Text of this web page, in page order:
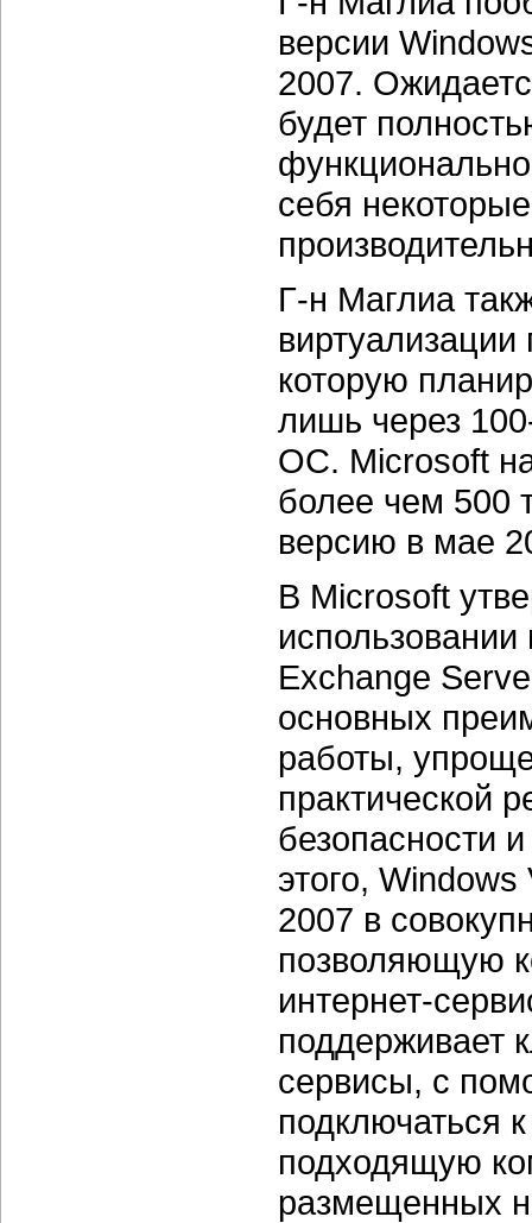
версии
2007.
будет
себя
Г-н Маглиа
которую
лишь через
ОС. Microsoft
более чем 500
версию в мае
В Microsoft
Exchange
основных
работы,
практической
безопасности
этого,
2007 в
позволяющую
интернет-
поддерживает
сервисы, с
подключаться
подходящую
размещенных